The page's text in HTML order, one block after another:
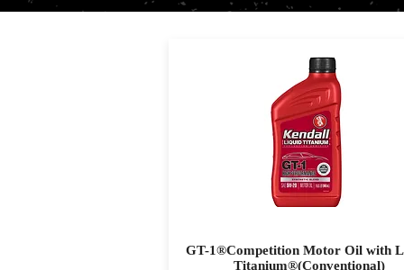
GT-1®Competition Motor Oil with
Titanium®(Conventional)